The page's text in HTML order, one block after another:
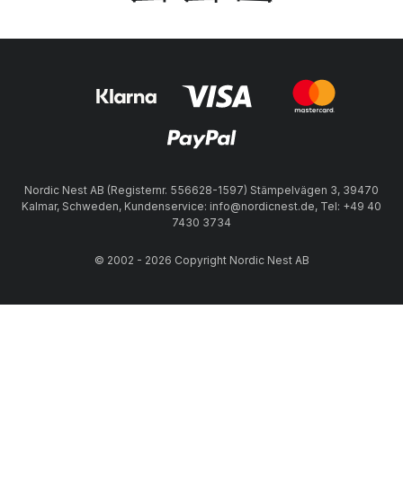
Nordic Nest AB (Registernr. 556628-1597) Stämpelvägen 3, 39470
Kalmar, Schweden, Kundenservice: info@nordicnest.de, Tel: +49 40
7430 3734
© 2002 - 2026 Copyright Nordic Nest AB